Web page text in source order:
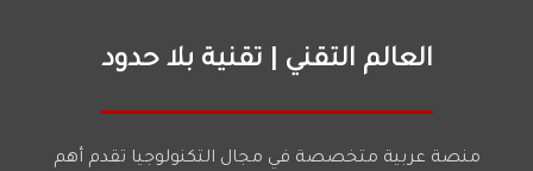
العالم التقني | تقنية بلا حدود
منصة عربية متخصصة في مجال التكنولوجيا تقدم أهم